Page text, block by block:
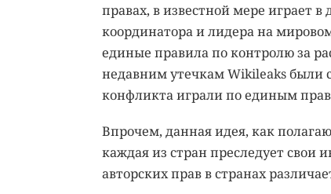
правах, в известной мере играет
координатора и лидера на
единые правила по контролю за
недавним утечкам Wikileaks были
конфликта играли по единым
Впрочем, данная идея, как
каждая из стран преследует свои
авторских прав в странах